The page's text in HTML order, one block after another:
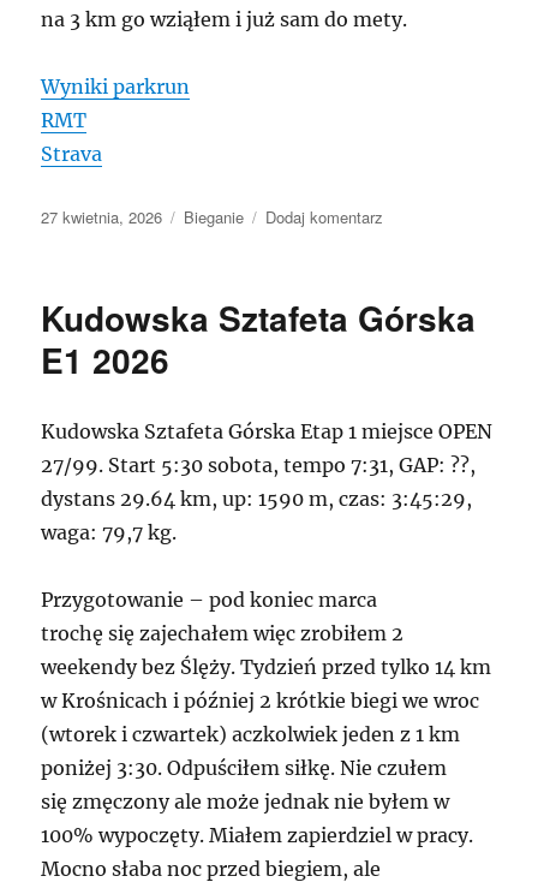
na 3 km go wziąłem i już sam do mety.
Wyniki parkrun
RMT
Strava
Data
27 kwietnia, 2026 Kategorie
Bieganie Dodaj komentarz
Kudowska Sztafeta Górska
E1 2026
Kudowska Sztafeta Górska Etap 1 miejsce OPEN
27/99. Start 5:30 sobota, tempo 7:31, GAP: ??,
dystans 29.64 km, up: 1590 m, czas: 3:45:29,
waga: 79,7 kg.
Przygotowanie – pod koniec marca
trochę się zajechałem więc zrobiłem 2
weekendy bez Ślęży. Tydzień przed tylko 14 km
w Krośnicach i później 2 krótkie biegi we wroc
(wtorek i czwartek) aczkolwiek jeden z 1 km
poniżej 3:30. Odpuściłem siłkę. Nie czułem
się zmęczony ale może jednak nie byłem w
100% wypoczęty. Miałem zapierdziel w pracy.
Mocno słaba noc przed biegiem, ale